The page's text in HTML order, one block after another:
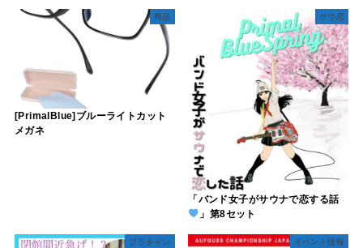
商品
[PrimalBlue]ブルーライトカット
メガネ
サウ恋
「バンド女子がサウナで恋する話
」第8セット
プラチャン イベント情報